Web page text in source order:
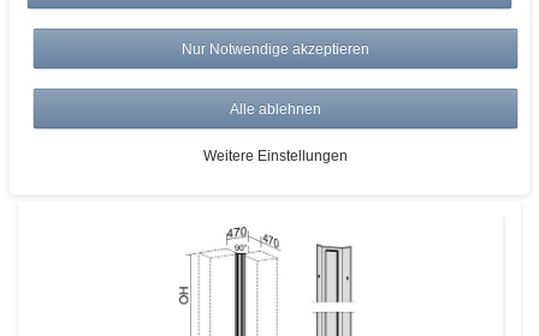
199,00 €
*zzgl. ges. MwSt.zzgl.Versandkosten
ZUM WARENKORB
Nur Notwendige akzeptieren
Alle ablehnen
Weitere Einstellungen